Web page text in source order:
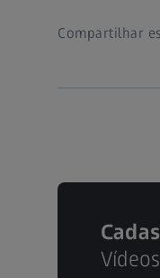
Compartilhar